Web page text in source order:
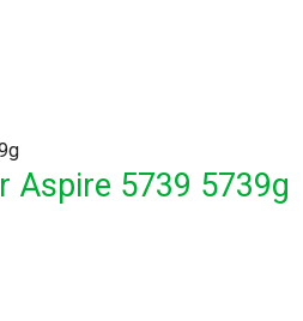
Aspire 5739 5739g